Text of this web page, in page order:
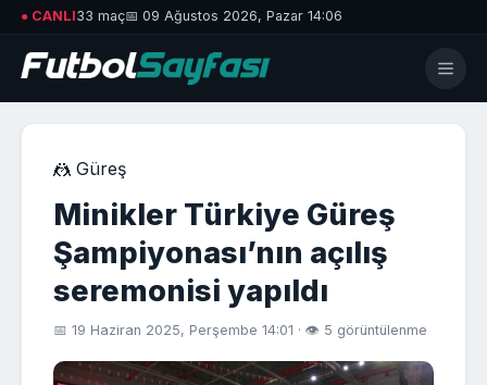
● CANLI33 maç📅 09 Ağustos 2026, Pazar 14:06
🤼 Güreş
Minikler Türkiye Güreş
Şampiyonası’nın açılış
seremonisi yapıldı
📅 19 Haziran 2025, Perşembe 14:01 · 👁 5 görüntülenme